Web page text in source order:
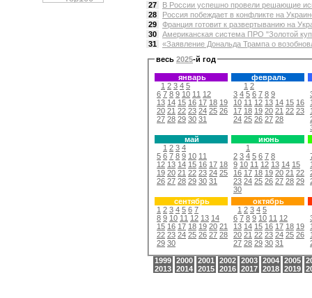
27
В России успешно провели решающие
28
Россия побеждает в конфликте на
29
Франция готовит к развертыванию на
30
Американская система ПРО "Золотой
31
«Заявление Дональда Трампа о
весь 2025-й год
январь
1 2 3 4 5
6 7 8 9 10 11 12
13 14 15 16 17 18 19
20 21 22 23 24 25 26
27 28 29 30 31
февраль
1 2
3 4 5 6 7 8 9
10 11 12 13 14 15 16
17 18 19 20 21 22 23
24 25 26 27 28
май
1 2 3 4
5 6 7 8 9 10 11
12 13 14 15 16 17 18
19 20 21 22 23 24 25
26 27 28 29 30 31
июнь
1
2 3 4 5 6 7 8
9 10 11 12 13 14 15
16 17 18 19 20 21 22
23 24 25 26 27 28 29
30
сентябрь
1 2 3 4 5 6 7
8 9 10 11 12 13 14
15 16 17 18 19 20 21
22 23 24 25 26 27 28
29 30
октябрь
1 2 3 4 5
6 7 8 9 10 11 12
13 14 15 16 17 18 19
20 21 22 23 24 25 26
27 28 29 30 31
1999 2000 2001 2002 2003 2004 2005
2013 2014 2015 2016 2017 2018 2019